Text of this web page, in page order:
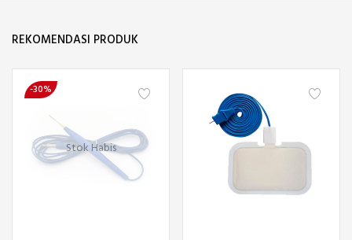
REKOMENDASI PRODUK
-30%
Stok Habis